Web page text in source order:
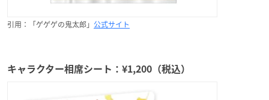
引用：「ゲゲゲの鬼太郎」 公式サイト
キャラクター相席シート：¥1,200（税込）